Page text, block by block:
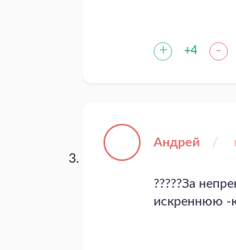
+ +4 -
Андрей
?????За
искреннюю -